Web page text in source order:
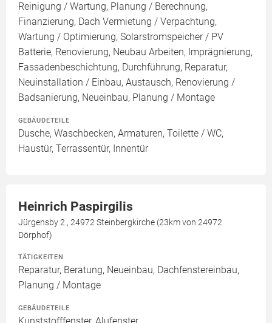
Reinigung / Wartung, Planung / Berechnung,
Finanzierung, Dach Vermietung / Verpachtung,
Wartung / Optimierung, Solarstromspeicher / PV
Batterie, Renovierung, Neubau Arbeiten, Imprägnierung,
Fassadenbeschichtung, Durchführung, Reparatur,
Neuinstallation / Einbau, Austausch, Renovierung /
Badsanierung, Neueinbau, Planung / Montage
GEBÄUDETEILE
Dusche, Waschbecken, Armaturen, Toilette / WC,
Haustür, Terrassentür, Innentür
Heinrich Paspirgilis
Jürgensby 2 , 24972 Steinbergkirche (23km von 24972
Dörphof)
TÄTIGKEITEN
Reparatur, Beratung, Neueinbau, Dachfenstereinbau,
Planung / Montage
GEBÄUDETEILE